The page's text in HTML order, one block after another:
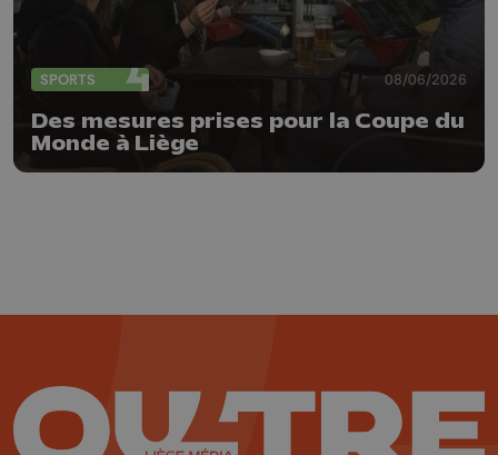
SPORTS 08/06/2026
Des mesures prises pour la Coupe du
Monde à Liège